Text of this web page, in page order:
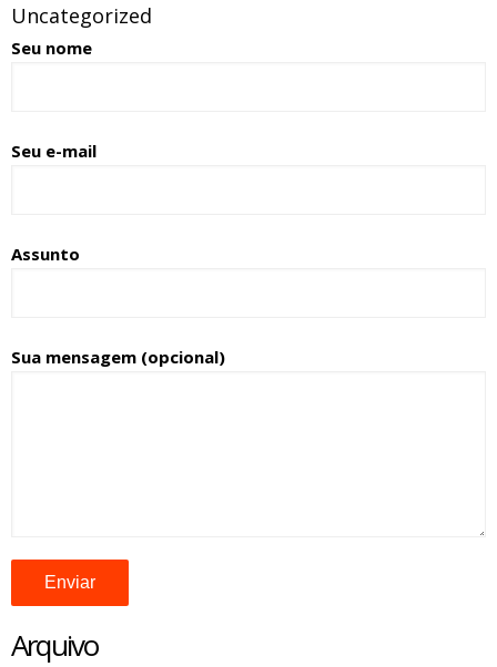
Uncategorized
Seu nome
Seu e-mail
Assunto
Sua mensagem (opcional)
Arquivo